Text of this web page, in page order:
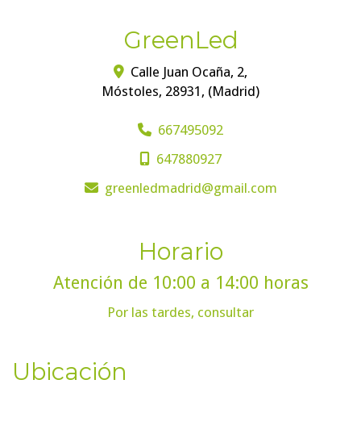
GreenLed
Calle Juan Ocaña, 2,
Móstoles, 28931 , (Madrid)
667495092
647880927
greenledmadrid
gmail.com
Horario
Atención de 10:00 a 14:00 horas
Por las tardes, consultar
Ubicación